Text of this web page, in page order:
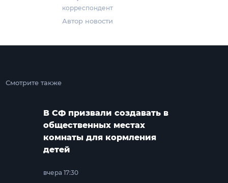
корреспондент
Автор новости
Смотрите также
В СФ призвали создавать в
общественных местах
комнаты для кормления
детей
вчера 17:30